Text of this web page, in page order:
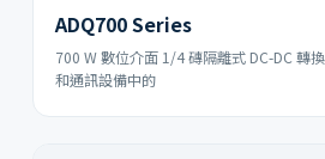
ADQ700 Series
700 W 數位介面 1/4 磚隔離式 DC-DC 轉
和通訊設備中的